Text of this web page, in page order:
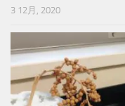
3 12月, 2020